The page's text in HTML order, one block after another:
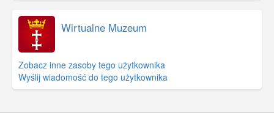
Wirtualne Muzeum
Zobacz inne zasoby tego użytkownika
Wyślij wiadomość do tego użytkownika